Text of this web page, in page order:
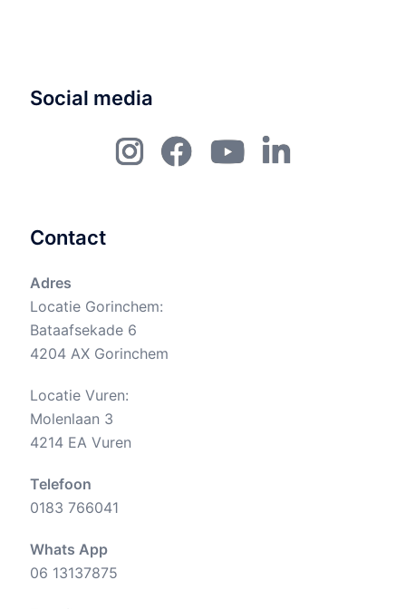
Social media
Instagram YouTube
Contact
Adres
Locatie Gorinchem:
Bataafsekade 6
4204 AX Gorinchem
Locatie Vuren:
Molenlaan 3
4214 EA Vuren
Telefoon
0183 766041
Whats App
06 13137875